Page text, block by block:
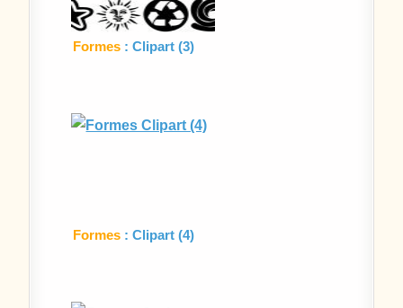
Formes : Clipart (3)
Formes : Clipart (4)